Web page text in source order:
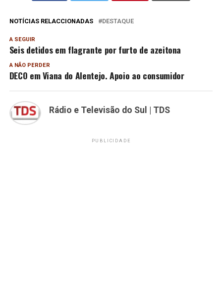
NOTÍCIAS RELACCIONADAS DESTAQUE
A SEGUIR
Seis detidos em flagrante por furto de azeitona
A NÃO PERDER
DECO em Viana do Alentejo. Apoio ao consumidor
Rádio e Televisão do Sul | TDS
PUBLICIDADE